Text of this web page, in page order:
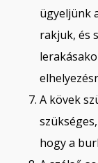
ügyeljünk
rakjuk, és
A kövek
szükséges,
hogy a